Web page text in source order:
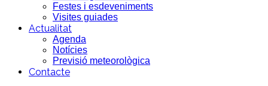
Festes i esdeveniments
Visites guiades
Actualitat
Agenda
Notícies
Previsió meteorològica
Contacte